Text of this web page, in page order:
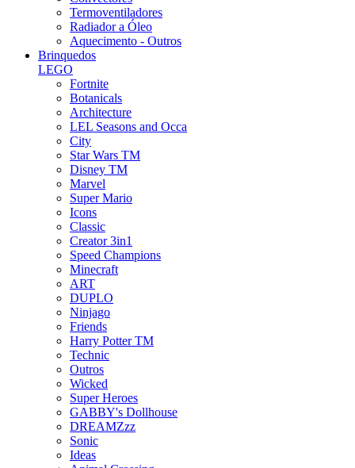
Termoventiladores
Radiador a Óleo
Aquecimento - Outros
Brinquedos
LEGO
Fortnite
Botanicals
Architecture
LEL Seasons and Occa
City
Star Wars TM
Disney TM
Marvel
Super Mario
Icons
Classic
Creator 3in1
Speed Champions
Minecraft
ART
DUPLO
Ninjago
Friends
Harry Potter TM
Technic
Outros
Wicked
Super Heroes
GABBY's Dollhouse
DREAMZzz
Sonic
Ideas